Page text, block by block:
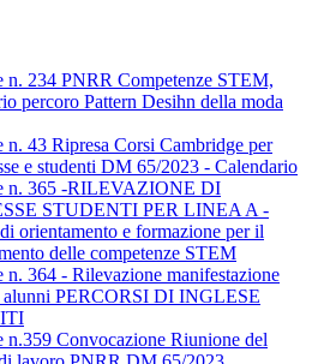
n. 234 PNRR Competenze STEM,
percoro Pattern Desihn della moda
n. 43 Ripresa Corsi Cambridge per
e studenti DM 65/2023 - Calendario
n. 365 -RILEVAZIONE DI
STUDENTI PER LINEA A -
orientamento e formazione per il
delle competenze STEM
n. 364 - Rilevazione manifestazione
alunni PERCORSI DI INGLESE
n.359 Convocazione Riunione del